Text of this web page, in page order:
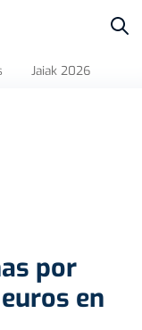
Jaiak 2026
por
en